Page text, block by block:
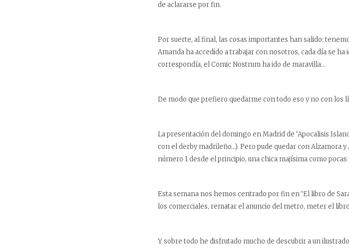
de aclararse por fin.
Por suerte, al final, las cosas importantes han salido:
Amanda ha accedido a trabajar con nosotros, cada día se
correspondía, el Comic Nostrum ha ido de maravilla…
De modo que prefiero quedarme con todo eso y no con los
La presentación del domingo en Madrid de ‘Apocalisis
con el derby madrileño…). Pero pude quedar con Alzamora
número 1 desde el principio, una chica majísima como pocas
Esta semana nos hemos centrado por fin en ‘El libro de
los comerciales, rematar el anuncio del metro, meter el
Y sobre todo he disfrutado mucho de descubrir a un